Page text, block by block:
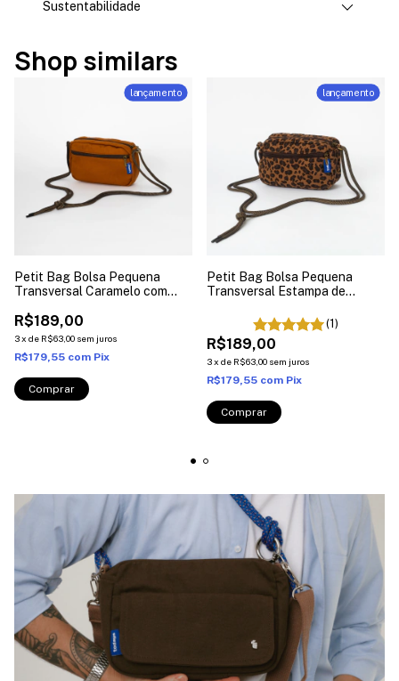
Sustentabilidade
Shop similars
lançamento
Petit Bag Bolsa Pequena
Transversal Caramelo com
R$189,00
3x de R$63,00 sem juros
R$179,55 com Pix
lançamento
Petit Bag Bolsa Pequena
Transversal Estampa de
(1)
R$189,00
3x de R$63,00 sem juros
R$179,55 com Pix